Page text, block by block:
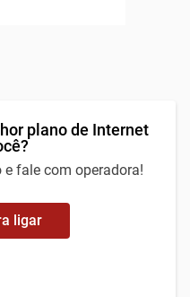
plano de Internet
fale com operadora!
ligar